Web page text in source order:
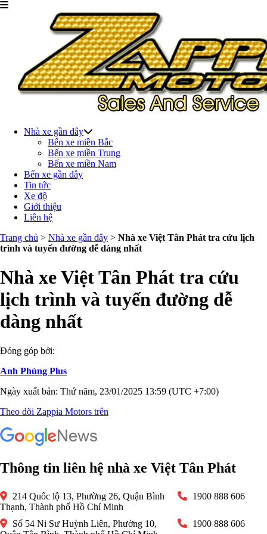
Nhà xe gần đây
Bến xe miền Bắc
Bến xe miền Trung
Bến xe miền Nam
Bến xe gần đây
Tin tức
Xe độ
Giới thiệu
Liên hệ
Trang chủ > Nhà xe gần đây > Nhà xe Việt Tân Phát tra cứu lịch
trình và tuyến đường dễ dàng nhất
Nhà xe Việt Tân Phát tra cứu
lịch trình và tuyến đường dễ
dàng nhất
Đóng góp bởi:
Anh Phùng Plus
Ngày xuất bản: Thứ năm, 23/01/2025 13:59 (UTC +7:00)
Theo dõi Zappia Motors trên
Thông tin liên hệ nhà xe Việt Tân Phát
214 Quốc lộ 13, Phường 26, Quận Bình
Thạnh, Thành phố Hồ Chí Minh
1900 888 606
Số 54 Ni Sư Huỳnh Liên, Phường 10,
1900 888 606